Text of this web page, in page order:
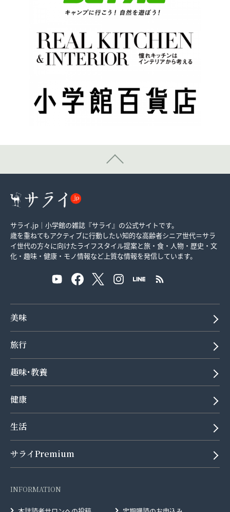
サライ.jp｜小学館の雑誌『サライ』の公式サイトです。
歳を重ねてもアクティブに行動したい知的な高齢者シニア世代＝サラ
イ世代の方々に向けたライフスタイル提案と旅・食・人物・歴史・文
化・趣味・健康・モノ情報など上質な情報を発信しています。
美味
旅行
趣味･教養
健康
生活
サライPremium
INFORMATION